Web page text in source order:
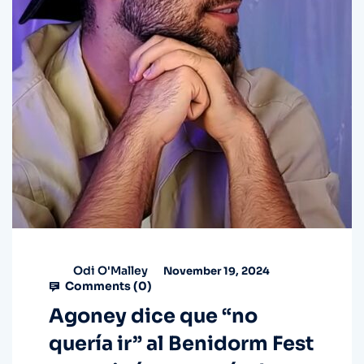
Odi O'Malley November 19, 2024
Comments (0)
Agoney dice que “no
quería ir” al Benidorm Fest